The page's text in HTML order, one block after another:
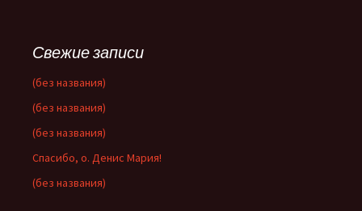
Свежие записи
(без названия)
(без названия)
(без названия)
Спасибо, о. Денис Мария!
(без названия)